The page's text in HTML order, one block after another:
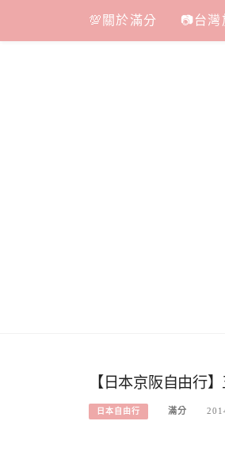
content
💯關於滿分 📷台灣
【日本京阪自由行
日本自由行 滿分